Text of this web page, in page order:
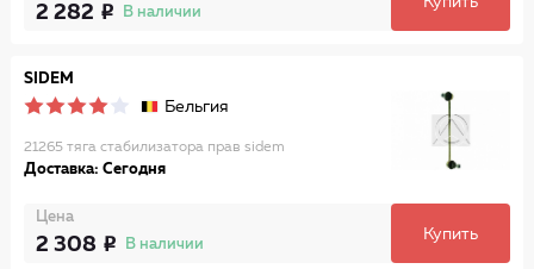
2 282 В наличии
SIDEM
Бельгия
21265 тяга стабилизатора прав sidem
Доставка: Сегодня
Цена
2 308 В наличии
Купить